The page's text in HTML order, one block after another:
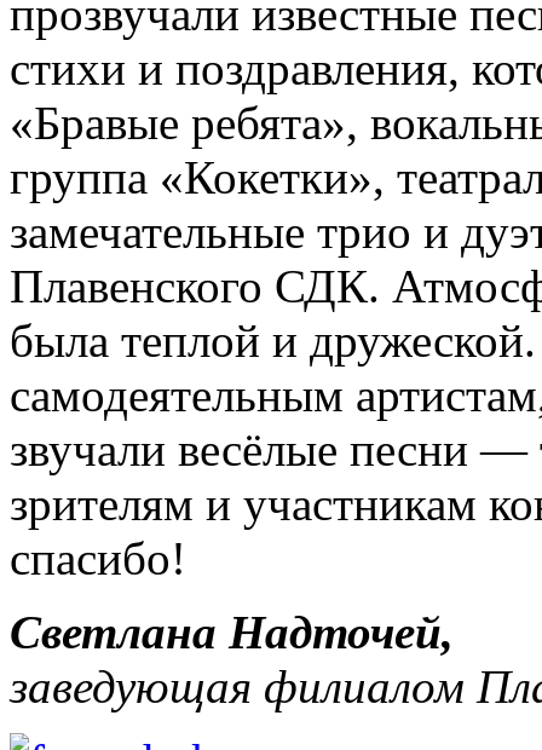
прозвучали известные
стихи и поздравления,
«Бравые ребята»,
группа «Кокетки»,
замечательные трио и
Плавенского СДК.
была теплой и
самодеятельным
звучали весёлые песни
зрителям и участникам
спасибо!
Светлана Надточей,
заведующая филиалом